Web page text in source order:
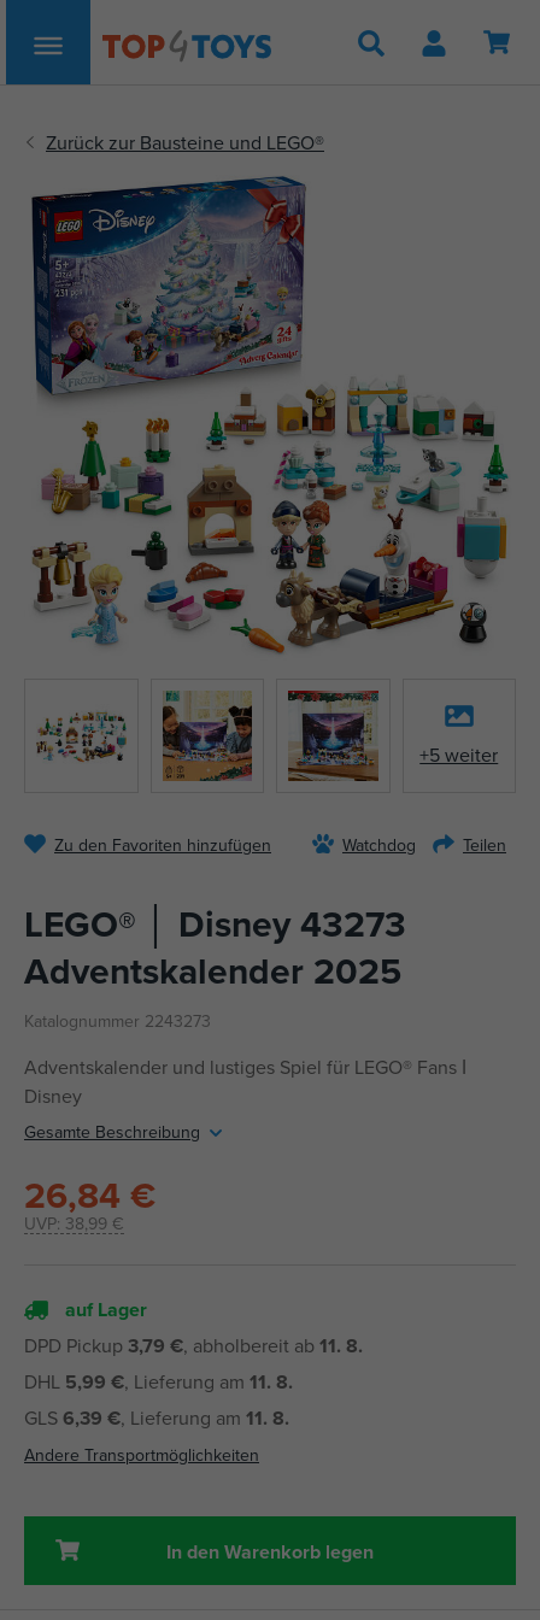
Suche
+5 weiter
Zu den Favoriten hinzufügen Watchdog Teilen
LEGO® │ Disney 43273
Adventskalender 2025
Katalognummer 2243273
Adventskalender und lustiges Spiel für LEGO® Fans ǀ
Disney
Gesamte Beschreibung
UVP: 38,99 €
26,84 €
auf Lager
DPD Pickup 3,79 €, abholbereit ab 11. 8.
DHL 5,99 €, Lieferung am 11. 8.
GLS6,39 €, Lieferung am 11. 8.
Andere Transportmöglichkeiten
In den Warenkorb legen